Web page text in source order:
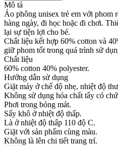
Mô tả
Áo phông unisex trẻ em với phom
hàng ngày, đi học hoặc đi chơi.
lại sự tiện lợi cho bé.
Chất liệu kết hợp 60% cotton và
giữ phom tốt trong quá trình sử
Chất liệu
60% cotton 40% polyester.
Hướng dẫn sử dụng
Giặt máy ở chế độ nhẹ, nhiệt độ
Không sử dụng hóa chất tẩy có
Phơi trong bóng mát.
Sấy khô ở nhiệt độ thấp.
Là ở nhiệt độ thấp 110 độ C.
Giặt với sản phẩm cùng màu.
Không là lên chi tiết trang trí.